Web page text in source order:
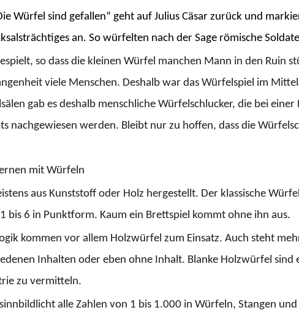
Würfel sind gefallen“ geht auf Julius Cäsar zurück und
an. So würfelten nach der Sage römische
so dass die kleinen Würfel manchen Mann in den Ruin
viele Menschen. Deshalb war das Würfelspiel im
gab es deshalb menschliche Würfelschlucker, die bei
nachgewiesen werden. Bleibt nur zu hoffen, dass die
mit Würfeln
aus Kunststoff oder Holz hergestellt. Der klassische
bis 6 in Punktform. Kaum ein Brettspiel kommt ohne ihn aus.
kommen vor allem Holzwürfel zum Einsatz. Auch steht
Inhalten oder eben ohne Inhalt. Blanke Holzwürfel
zu vermitteln.
alle Zahlen von 1 bis 1.000 in Würfeln, Stangen